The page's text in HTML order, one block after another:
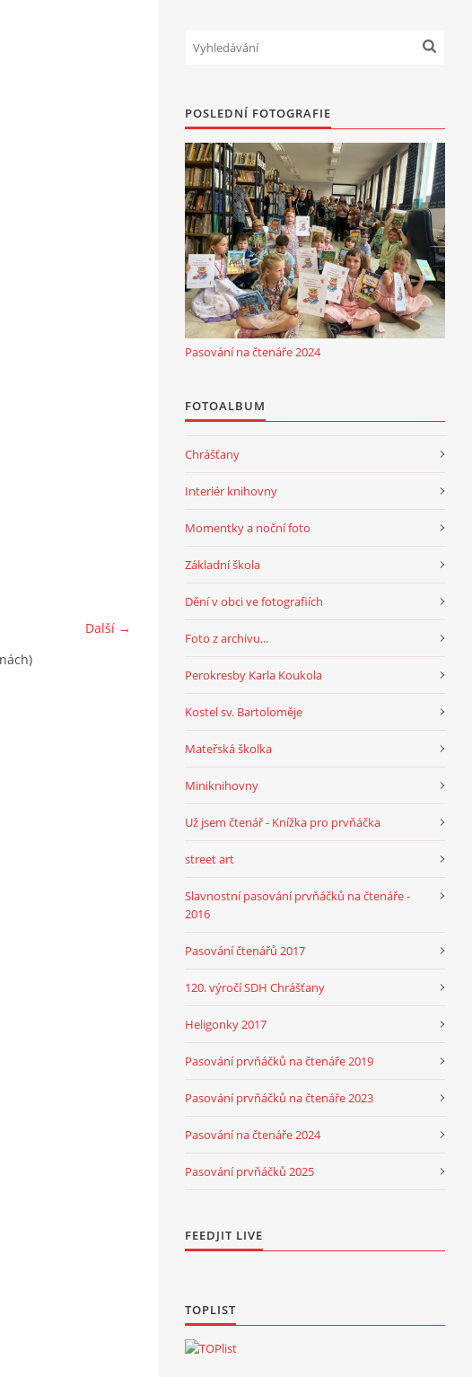
Další →
POSLEDNÍ FOTOGRAFIE
Pasování na čtenáře 2024
FOTOALBUM
Chrášťany
Interiér knihovny
Momentky a noční foto
Základní škola
Dění v obci ve fotografiích
Foto z archivu...
Perokresby Karla Koukola
Kostel sv. Bartoloměje
Mateřská školka
Miniknihovny
Už jsem čtenář - Knížka pro prvňáčka
street art
Slavnostní pasování prvňáčků na čtenáře -
2016
Pasování čtenářů 2017
120. výročí SDH Chrášťany
Heligonky 2017
Pasování prvňáčků na čtenáře 2019
Pasování prvňáčků na čtenáře 2023
Pasování na čtenáře 2024
Pasování prvňáčků 2025
FEEDJIT LIVE
TOPLIST